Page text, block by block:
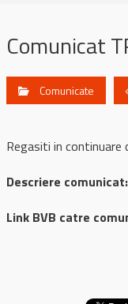
Comunicat
Comunicate
Regasiti in continuare
Descriere comunicat:
Link BVB catre